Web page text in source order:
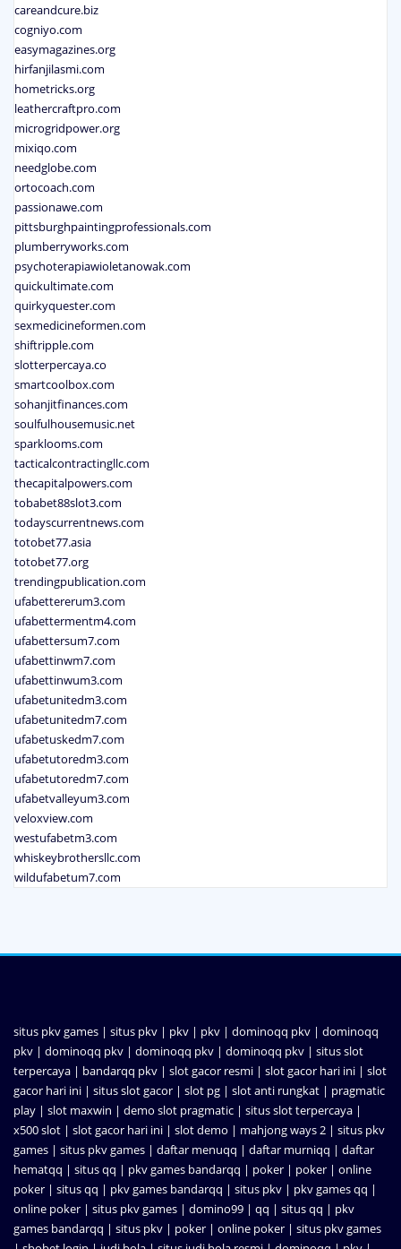
careandcure.biz
cogniyo.com
easymagazines.org
hirfanjilasmi.com
hometricks.org
leathercraftpro.com
microgridpower.org
mixiqo.com
needglobe.com
ortocoach.com
passionawe.com
pittsburghpaintingprofessionals.com
plumberryworks.com
psychoterapiawioletanowak.com
quickultimate.com
quirkyquester.com
sexmedicineformen.com
shiftripple.com
slotterpercaya.co
smartcoolbox.com
sohanjitfinances.com
soulfulhousemusic.net
sparklooms.com
tacticalcontractingllc.com
thecapitalpowers.com
tobabet88slot3.com
todayscurrentnews.com
totobet77.asia
totobet77.org
trendingpublication.com
ufabettererum3.com
ufabettermentm4.com
ufabettersum7.com
ufabettinwm7.com
ufabettinwum3.com
ufabetunitedm3.com
ufabetunitedm7.com
ufabetuskedm7.com
ufabetutoredm3.com
ufabetutoredm7.com
ufabetvalleyum3.com
veloxview.com
westufabetm3.com
whiskeybrothersllc.com
wildufabetum7.com
situs pkv games | situs pkv | pkv | pkv | dominoqq pkv | dominoqq
pkv | dominoqq pkv | dominoqq pkv | dominoqq pkv | situs slot
terpercaya | bandarqq pkv | slot gacor resmi | slot gacor hari ini | slot
gacor hari ini | situs slot gacor | slot pg | slot anti rungkat | pragmatic
play | slot maxwin | demo slot pragmatic | situs slot terpercaya |
x500 slot | slot gacor hari ini | slot demo | mahjong ways 2 | situs pkv
games | situs pkv games | daftar menuqq | daftar murniqq | daftar
hematqq | situs qq | pkv games bandarqq | poker | poker | online
poker | situs qq | pkv games bandarqq | situs pkv | pkv games qq |
online poker | situs pkv games | domino99 | qq | situs qq | pkv
games bandarqq | situs pkv | poker | online poker | situs pkv games